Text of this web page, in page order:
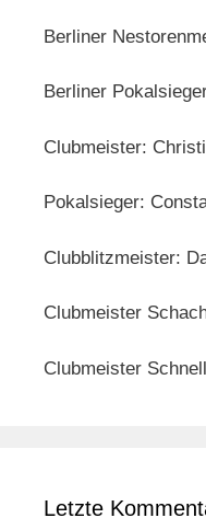
Berliner
Berliner
Clubmeister:
Pokalsieger:
Clubblitzmeister:
Clubmeister
Clubmeister
Letzte